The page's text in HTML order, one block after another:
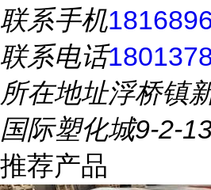
联系手机
联系电话
所在地址浮桥镇
国际塑化城9-2-
推荐产品